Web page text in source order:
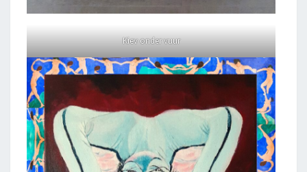
Kiev onder vuur